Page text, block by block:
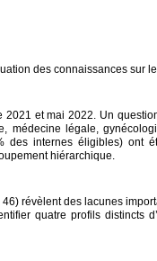
des connaissances sur
2021 et mai 2022. Un
médecine légale,
internes éligibles) ont
hiérarchique.
révèlent des lacunes
quatre profils distincts